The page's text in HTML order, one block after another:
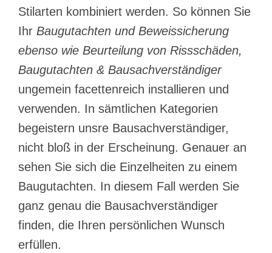
Stilarten kombiniert werden. So können Sie
Ihr Baugutachten und Beweissicherung
ebenso wie Beurteilung von Rissschäden,
Baugutachten & Bausachverständiger
ungemein facettenreich installieren und
verwenden. In sämtlichen Kategorien
begeistern unsre Bausachverständiger,
nicht bloß in der Erscheinung. Genauer an
sehen Sie sich die Einzelheiten zu einem
Baugutachten. In diesem Fall werden Sie
ganz genau die Bausachverständiger
finden, die Ihren persönlichen Wunsch
erfüllen.